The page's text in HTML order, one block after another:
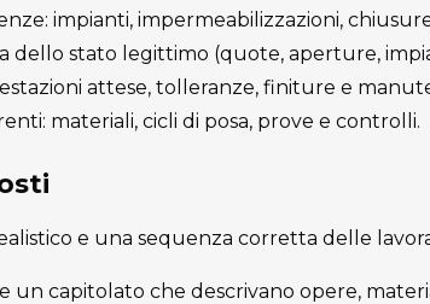
impianti, impermeabilizzazioni,
dello stato legittimo (quote, aperture,
attese, tolleranze, finiture e
materiali, cicli di posa, prove e controlli.
e una sequenza corretta delle
capitolato che descrivano opere,